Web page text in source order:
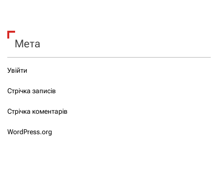
Мета
Увійти
Стрічка записів
Стрічка коментарів
WordPress.org